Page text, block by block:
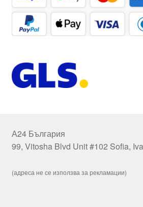
А24 България
99, Vitosha Blvd Unit #102 Sofia,
(адреса не се използва за рекламации)